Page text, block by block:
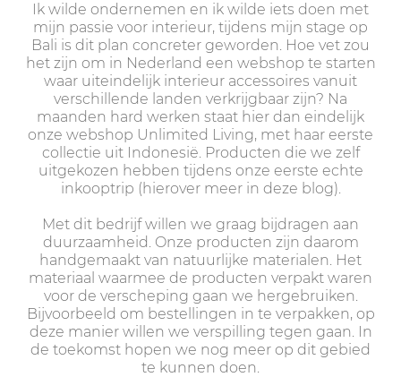
Ik wilde ondernemen en ik wilde iets doen met
mijn passie voor interieur, tijdens mijn stage op
Bali is dit plan concreter geworden. Hoe vet zou
het zijn om in Nederland een webshop te starten
waar uiteindelijk interieur accessoires vanuit
verschillende landen verkrijgbaar zijn? Na
maanden hard werken staat hier dan eindelijk
onze webshop Unlimited Living, met haar eerste
collectie uit Indonesië. Producten die we zelf
uitgekozen hebben tijdens onze eerste echte
inkooptrip (hierover meer in deze blog).
Met dit bedrijf willen we graag bijdragen aan
duurzaamheid. Onze producten zijn daarom
handgemaakt van natuurlijke materialen. Het
materiaal waarmee de producten verpakt waren
voor de verscheping gaan we hergebruiken.
Bijvoorbeeld om bestellingen in te verpakken, op
deze manier willen we verspilling tegen gaan. In
de toekomst hopen we nog meer op dit gebied
te kunnen doen.